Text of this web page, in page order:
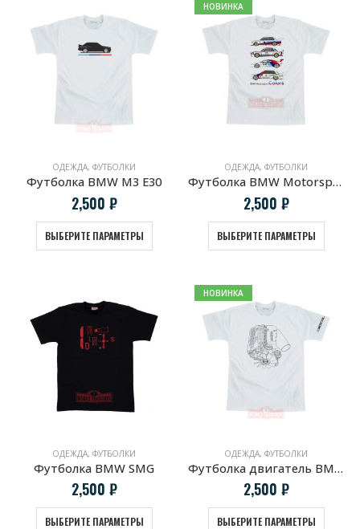
ОДЕЖДА, ФУТБОЛКИ
Футболка BMW M3 E30
2,500 ₽
ВЫБЕРИТЕ ПАРАМЕТРЫ
НОВИНКА
ОДЕЖДА, ФУТБОЛКИ
Футболка BMW Motorsport COLORS
2,500 ₽
ВЫБЕРИТЕ ПАРАМЕТРЫ
ОДЕЖДА, ФУТБОЛКИ
Футболка BMW SMG
2,500 ₽
ВЫБЕРИТЕ ПАРАМЕТРЫ
НОВИНКА
ОДЕЖДА, ФУТБОЛКИ
Футболка двигатель BMW M3 CSL S54B32
2,500 ₽
ВЫБЕРИТЕ ПАРАМЕТРЫ